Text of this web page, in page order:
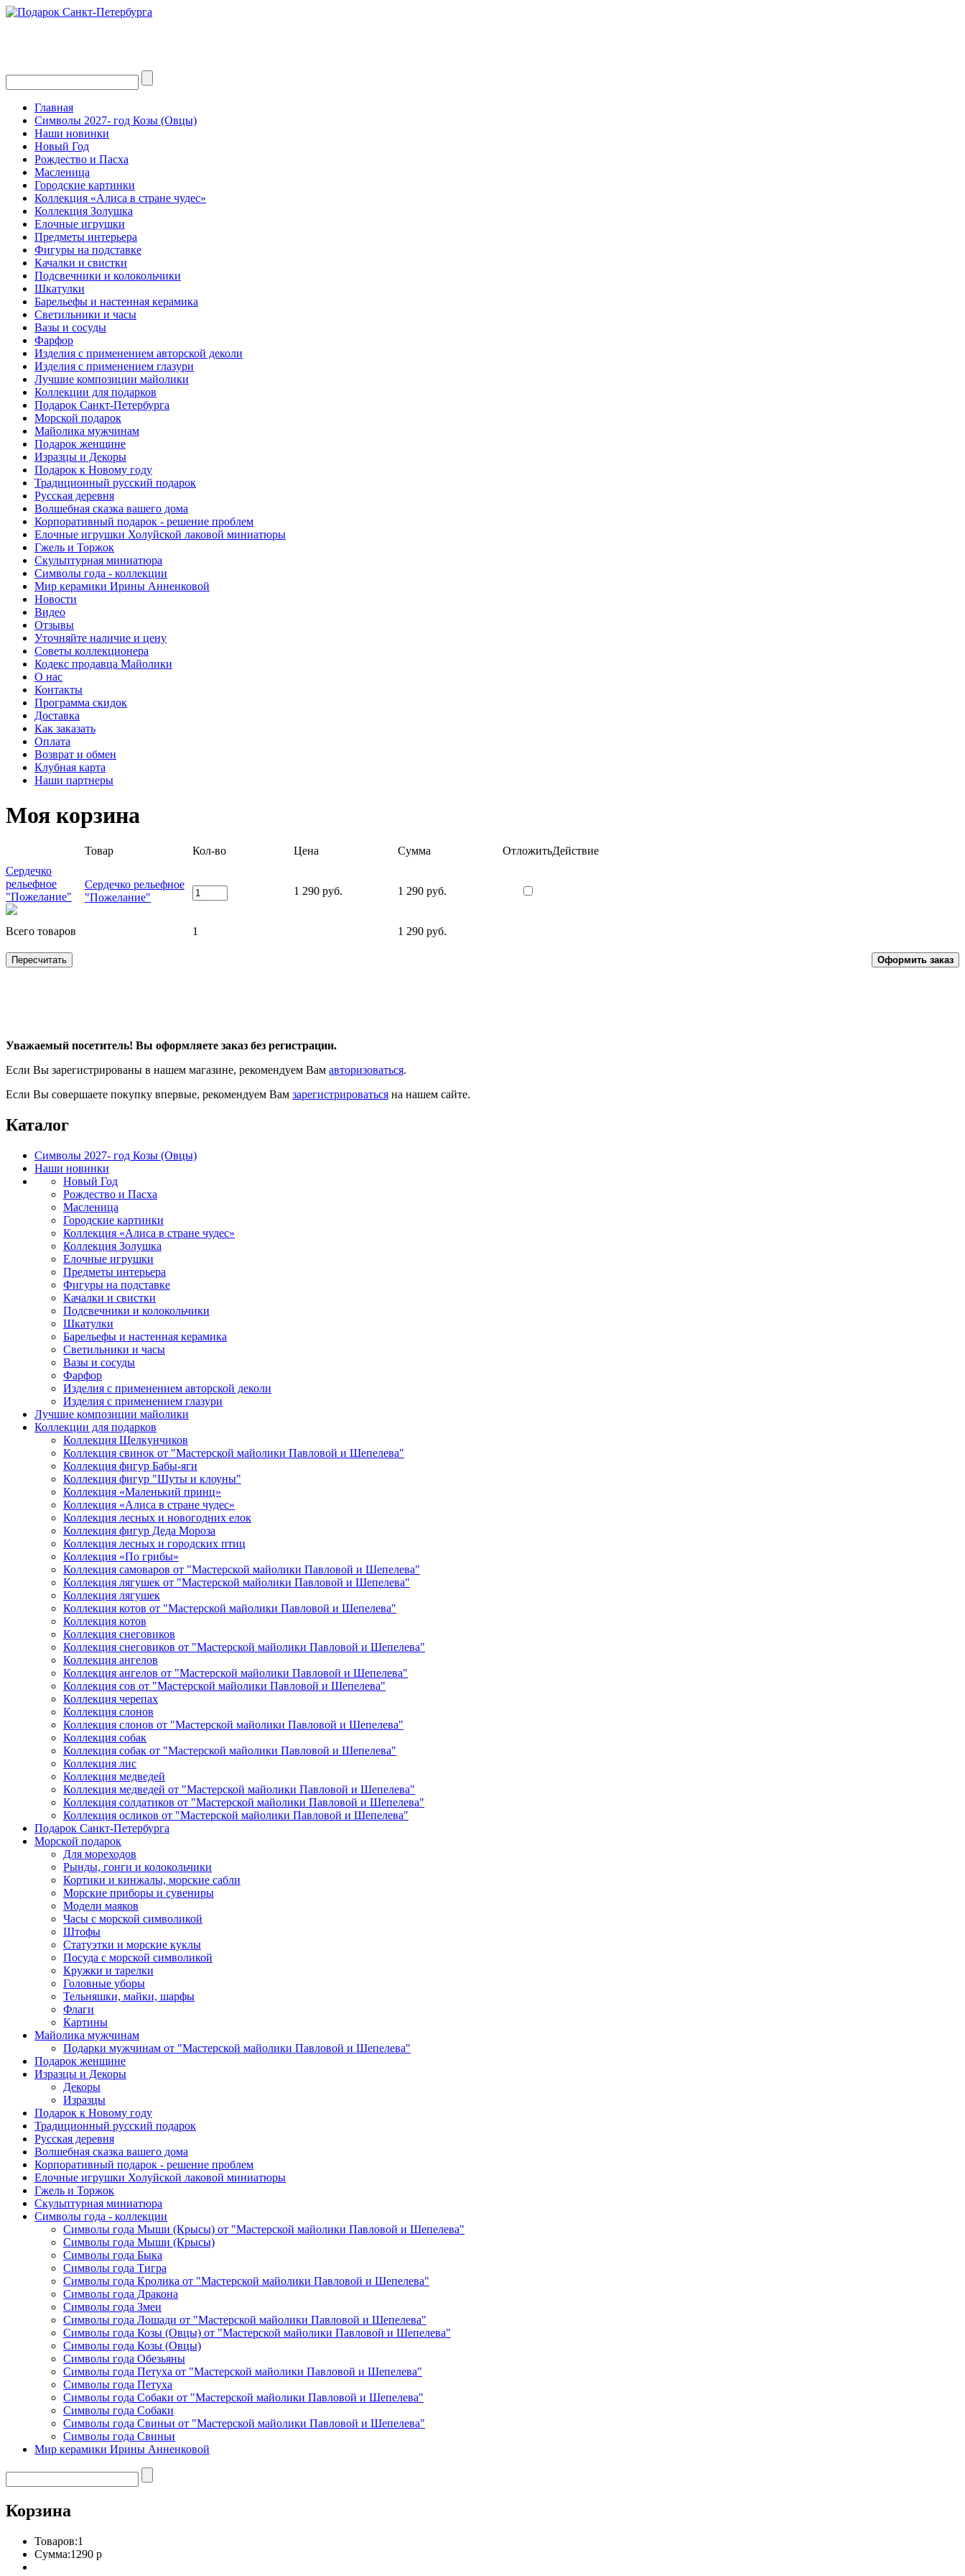
Главная
Символы 2027- год Козы (Овцы)
Наши новинки
Новый Год
Рождество и Пасха
Масленица
Городские картинки
Коллекция «Алиса в стране чудес»
Коллекция Золушка
Елочные игрушки
Предметы интерьера
Фигуры на подставке
Качалки и свистки
Подсвечники и колокольчики
Шкатулки
Барельефы и настенная керамика
Светильники и часы
Вазы и сосуды
Фарфор
Изделия с применением авторской деколи
Изделия с применением глазури
Лучшие композиции майолики
Коллекции для подарков
Подарок Санкт-Петербурга
Морской подарок
Майолика мужчинам
Подарок женщине
Изразцы и Декоры
Подарок к Новому году
Традиционный русский подарок
Русская деревня
Волшебная сказка вашего дома
Корпоративный подарок - решение проблем
Елочные игрушки Холуйской лаковой миниатюры
Гжель и Торжок
Скульптурная миниатюра
Символы года - коллекции
Мир керамики Ирины Анненковой
Новости
Видео
Отзывы
Уточняйте наличие и цену
Советы коллекционера
Кодекс продавца Майолики
О нас
Контакты
Программа скидок
Доставка
Как заказать
Оплата
Возврат и обмен
Клубная карта
Наши партнеры
Моя корзина
Товар Кол-во Цена Сумма ОтложитьДействие
Сердечко
рельефное
"Пожелание"
Сердечко рельефное
"Пожелание"
1 290 руб. 1 290 руб.
Всего товаров 1 1 290 руб.
Уважаемый посетитель! Вы оформляете заказ без регистрации.
Если Вы зарегистрированы в нашем магазине, рекомендуем Вам авторизоваться.
Если Вы совершаете покупку впервые, рекомендуем Вам зарегистрироваться на нашем сайте.
Каталог
Символы 2027- год Козы (Овцы)
Наши новинки
Новый Год
Рождество и Пасха
Масленица
Городские картинки
Коллекция «Алиса в стране чудес»
Коллекция Золушка
Елочные игрушки
Предметы интерьера
Фигуры на подставке
Качалки и свистки
Подсвечники и колокольчики
Шкатулки
Барельефы и настенная керамика
Светильники и часы
Вазы и сосуды
Фарфор
Изделия с применением авторской деколи
Изделия с применением глазури
Лучшие композиции майолики
Коллекции для подарков
Коллекция Щелкунчиков
Коллекция свинок от "Мастерской майолики Павловой и Шепелева"
Коллекция фигур Бабы-яги
Коллекция фигур "Шуты и клоуны"
Коллекция «Маленький принц»
Коллекция «Алиса в стране чудес»
Коллекция лесных и новогодних елок
Коллекция фигур Деда Мороза
Коллекция лесных и городских птиц
Коллекция «По грибы»
Коллекция самоваров от "Мастерской майолики Павловой и Шепелева"
Коллекция лягушек от "Мастерской майолики Павловой и Шепелева"
Коллекция лягушек
Коллекция котов от "Мастерской майолики Павловой и Шепелева"
Коллекция котов
Коллекция снеговиков
Коллекция снеговиков от "Мастерской майолики Павловой и Шепелева"
Коллекция ангелов
Коллекция ангелов от "Мастерской майолики Павловой и Шепелева"
Коллекция сов от "Мастерской майолики Павловой и Шепелева"
Коллекция черепах
Коллекция слонов
Коллекция слонов от "Мастерской майолики Павловой и Шепелева"
Коллекция собак
Коллекция собак от "Мастерской майолики Павловой и Шепелева"
Коллекция лис
Коллекция медведей
Коллекция медведей от "Мастерской майолики Павловой и Шепелева"
Коллекция солдатиков от "Мастерской майолики Павловой и Шепелева"
Коллекция осликов от "Мастерской майолики Павловой и Шепелева"
Подарок Санкт-Петербурга
Морской подарок
Для мореходов
Рынды, гонги и колокольчики
Кортики и кинжалы, морские сабли
Морские приборы и сувениры
Модели маяков
Часы с морской символикой
Штофы
Статуэтки и морские куклы
Посуда с морской символикой
Кружки и тарелки
Головные уборы
Тельняшки, майки, шарфы
Флаги
Картины
Майолика мужчинам
Подарки мужчинам от "Мастерской майолики Павловой и Шепелева"
Подарок женщине
Изразцы и Декоры
Декоры
Изразцы
Подарок к Новому году
Традиционный русский подарок
Русская деревня
Волшебная сказка вашего дома
Корпоративный подарок - решение проблем
Елочные игрушки Холуйской лаковой миниатюры
Гжель и Торжок
Скульптурная миниатюра
Символы года - коллекции
Символы года Мыши (Крысы) от "Мастерской майолики Павловой и Шепелева"
Символы года Мыши (Крысы)
Символы года Быка
Символы года Тигра
Символы года Кролика от "Мастерской майолики Павловой и Шепелева"
Символы года Дракона
Символы года Змеи
Символы года Лошади от "Мастерской майолики Павловой и Шепелева"
Символы года Козы (Овцы) от "Мастерской майолики Павловой и Шепелева"
Символы года Козы (Овцы)
Символы года Обезьяны
Символы года Петуха от "Мастерской майолики Павловой и Шепелева"
Символы года Петуха
Символы года Собаки от "Мастерской майолики Павловой и Шепелева"
Символы года Собаки
Символы года Свиньи от "Мастерской майолики Павловой и Шепелева"
Символы года Свиньи
Мир керамики Ирины Анненковой
Корзина
Товаров:1
Сумма:1290 р